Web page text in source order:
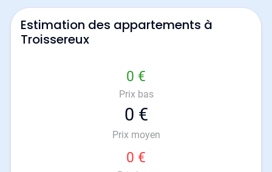
Estimation des appartements à
Troissereux
0 €
Prix bas
0 €
Prix moyen
0 €